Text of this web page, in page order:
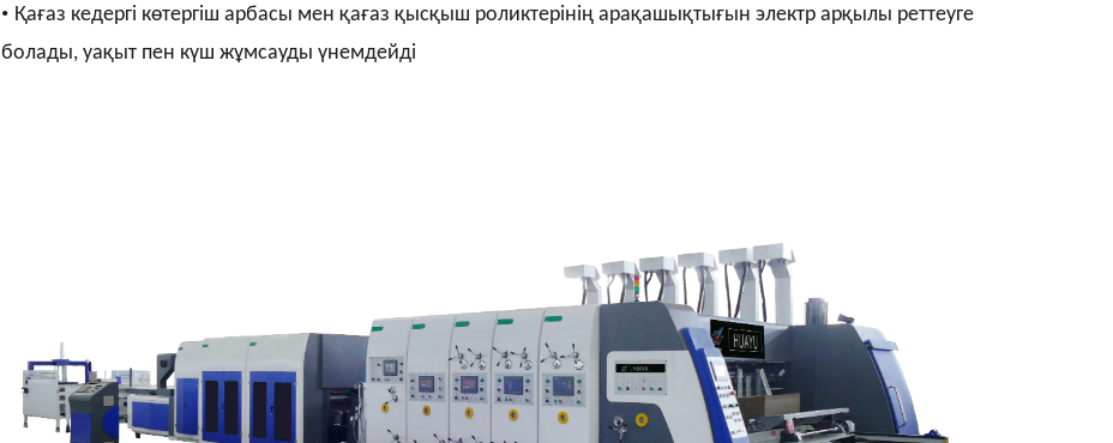
• Қағаз кедергі көтергіш арбасы мен қағаз қысқыш роликтерінің арақашықтығын электр арқылы реттеуге
болады, уақыт пен күш жұмсауды үнемдейді